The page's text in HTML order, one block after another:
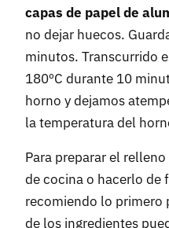
capas de papel de
no dejar huecos.
minutos. Transcurrido
180ºC durante 10
horno y dejamos
la temperatura del
Para preparar el
de cocina o hacerlo de
recomiendo lo primero
de los ingredientes